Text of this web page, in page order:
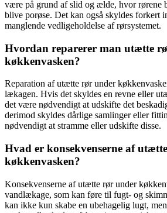
være på grund af slid og ælde, hvor rørene
blive porøse. Det kan også skyldes forkert
manglende vedligeholdelse af rørsystemet.
Hvordan reparerer man utætte
køkkenvasken?
Reparation af utætte rør under
lækagen. Hvis det skyldes en revne eller
det være nødvendigt at udskifte det
derimod skyldes dårlige samlinger eller
nødvendigt at stramme eller udskifte disse.
Hvad er konsekvenserne af
køkkenvasken?
Konsekvenserne af utætte rør under
vandlækage, som kan føre til fugt- og
kan ikke kun skabe en ubehagelig lugt,